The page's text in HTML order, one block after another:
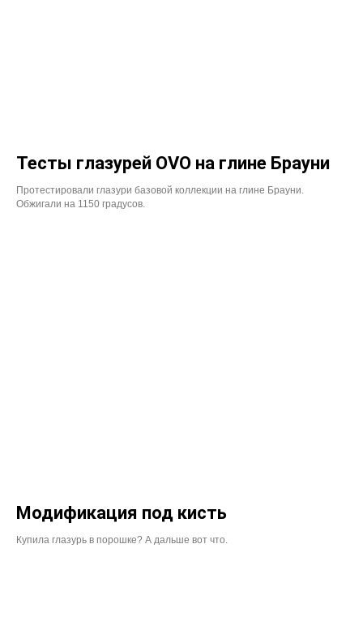
Тесты глазурей OVO на глине Брауни
Протестировали глазури базовой коллекции на глине Брауни.
Обжигали на 1150 градусов.
Модификация под кисть
Купила глазурь в порошке? А дальше вот что.